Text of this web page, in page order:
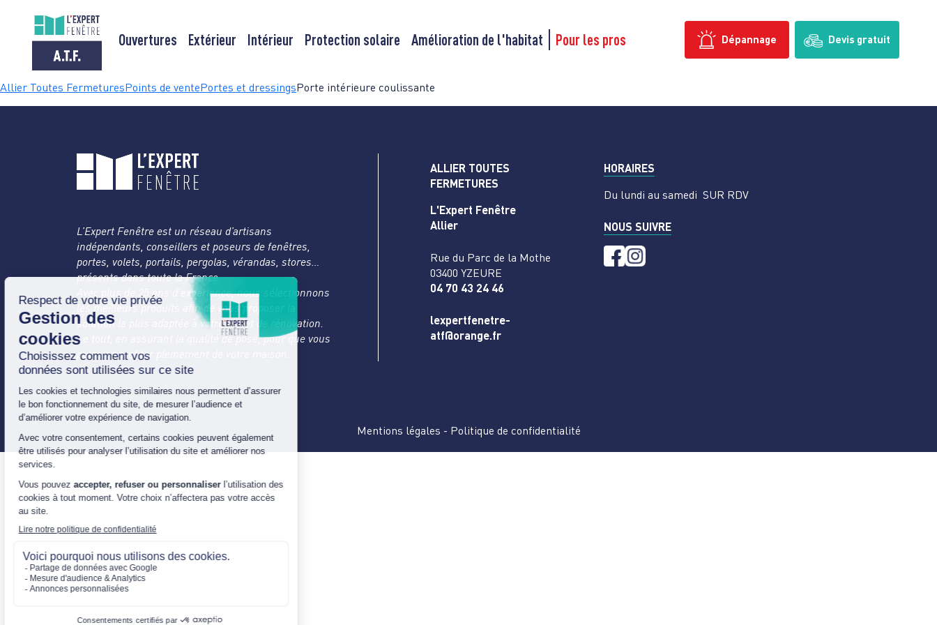
Passer
Dépannage Devis gratuit
Ouvertures Extérieur Intérieur Protection solaire Amélioration de l'habitat Pour les pros
Allier Toutes FermeturesPoints de ventePortes et dressingsPorte intérieure coulissante
L’Expert Fenêtre est un réseau d’artisans
indépendants, conseillers et poseurs de fenêtres,
portes, volets, portails, pergolas, vérandas, stores…
présents dans toute la France.
Avec plus de 25 ans d’expérience, nous sélectionnons
les meilleurs produits afin de vous proposer la
solution la plus adaptée à votre projet de rénovation.
Le tout, en assurant la qualité de pose, pour que vous
puissiez profiter pleinement de votre maison.
ALLIER TOUTES
FERMETURES
L'Expert Fenêtre
Allier
Rue du Parc de la Mothe
03400 YZEURE
04 70 43 24 46
lexpertfenetre-
atf@orange.fr
HORAIRES
Du lundi au samedi SUR RDV
NOUS SUIVRE
Mentions légales - Politique de confidentialité